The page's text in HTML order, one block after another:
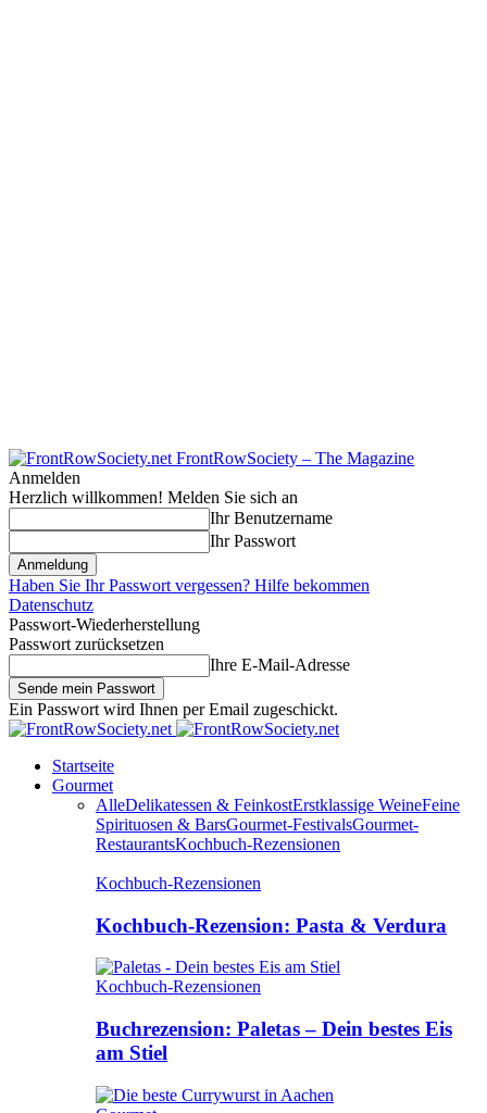
FrontRowSociety – The Magazine
Anmelden
Herzlich willkommen! Melden Sie sich an
Ihr Benutzername
Ihr Passwort
Haben Sie Ihr Passwort vergessen? Hilfe bekommen
Datenschutz
Passwort-Wiederherstellung
Passwort zurücksetzen
Ihre E-Mail-Adresse
Ein Passwort wird Ihnen per Email zugeschickt.
Startseite
Gourmet
AlleDelikatessen & FeinkostErstklassige WeineFeine
Spirituosen & BarsGourmet-FestivalsGourmet-
RestaurantsKochbuch-Rezensionen
Kochbuch-Rezensionen
Kochbuch-Rezension: Pasta & Verdura
Kochbuch-Rezensionen
Buchrezension: Paletas – Dein bestes Eis
am Stiel